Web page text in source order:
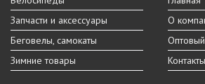
Запчасти и аксессуары
Беговелы, самокаты
Зимние товары
О
Контакты